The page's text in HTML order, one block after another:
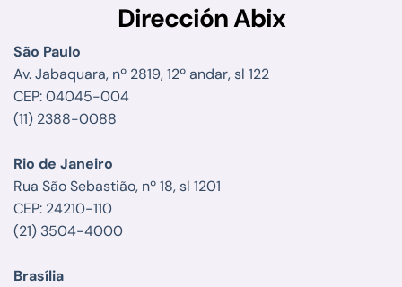
Dirección Abix
São Paulo
Av. Jabaquara, nº 2819, 12º andar, sl 122
CEP: 04045-004
(11) 2388-0088
Rio de Janeiro
Rua São Sebastião, nº 18, sl 1201
CEP: 24210-110
(21) 3504-4000
Brasília